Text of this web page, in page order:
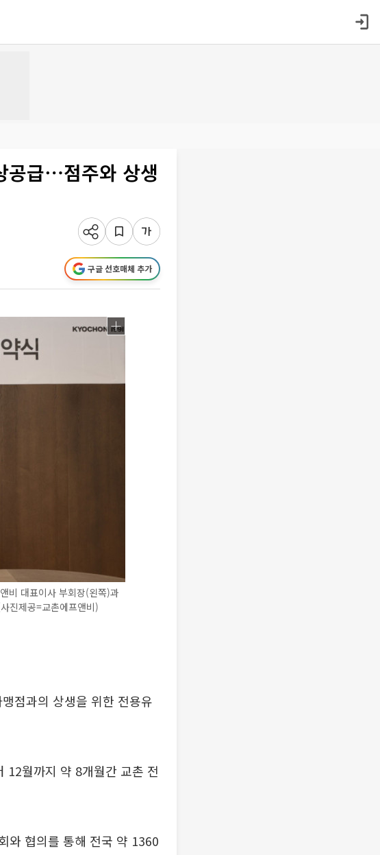
공급⋯점주와 상생
구글 선호매체 추가
비 대표이사 부회장(왼쪽)과
진제공=교촌에프앤비)
점과의 상생을 위한 전용유
12월까지 약 8개월간 교촌 전
와 협의를 통해 전국 약 1360